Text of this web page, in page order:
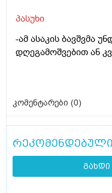
პასუხი
-ამ ასაკის ბავშვმა
დღეგამოშვებით ან
კომენტარები (0)
რეკომენდებული